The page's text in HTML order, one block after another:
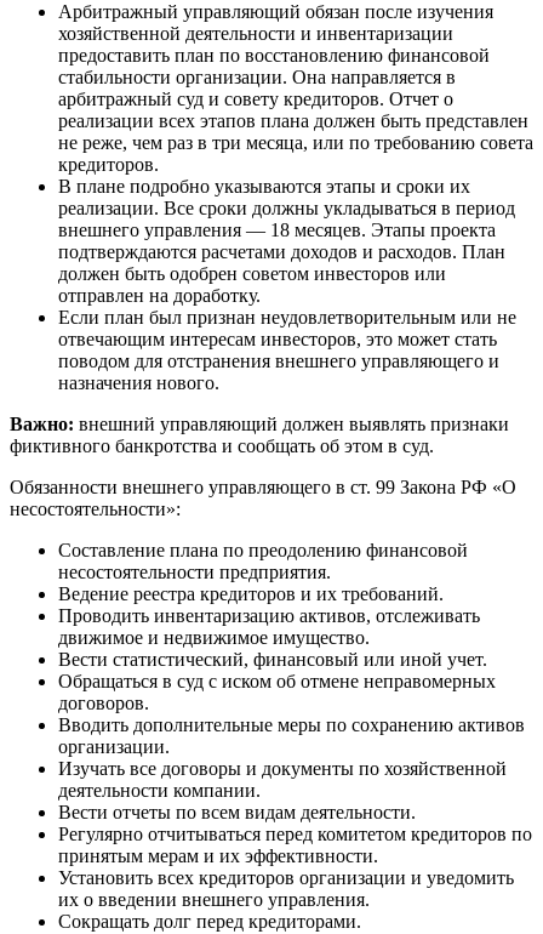
Арбитражный управляющий обязан после изучения
хозяйственной деятельности и инвентаризации
предоставить план по восстановлению финансовой
стабильности организации. Она направляется в
арбитражный суд и совету кредиторов. Отчет о
реализации всех этапов плана должен быть представлен
не реже, чем раз в три месяца, или по требованию совета
кредиторов.
В плане подробно указываются этапы и сроки их
реализации. Все сроки должны укладываться в период
внешнего управления — 18 месяцев. Этапы проекта
подтверждаются расчетами доходов и расходов. План
должен быть одобрен советом инвесторов или
отправлен на доработку.
Если план был признан неудовлетворительным или не
отвечающим интересам инвесторов, это может стать
поводом для отстранения внешнего управляющего и
назначения нового.
Важно: внешний управляющий должен выявлять признаки
фиктивного банкротства и сообщать об этом в суд.
Обязанности внешнего управляющего в ст. 99 Закона РФ «О
несостоятельности»:
Составление плана по преодолению финансовой
несостоятельности предприятия.
Ведение реестра кредиторов и их требований.
Проводить инвентаризацию активов, отслеживать
движимое и недвижимое имущество.
Вести статистический, финансовый или иной учет.
Обращаться в суд с иском об отмене неправомерных
договоров.
Вводить дополнительные меры по сохранению активов
организации.
Изучать все договоры и документы по хозяйственной
деятельности компании.
Вести отчеты по всем видам деятельности.
Регулярно отчитываться перед комитетом кредиторов по
принятым мерам и их эффективности.
Установить всех кредиторов организации и уведомить
их о введении внешнего управления.
Сокращать долг перед кредиторами.